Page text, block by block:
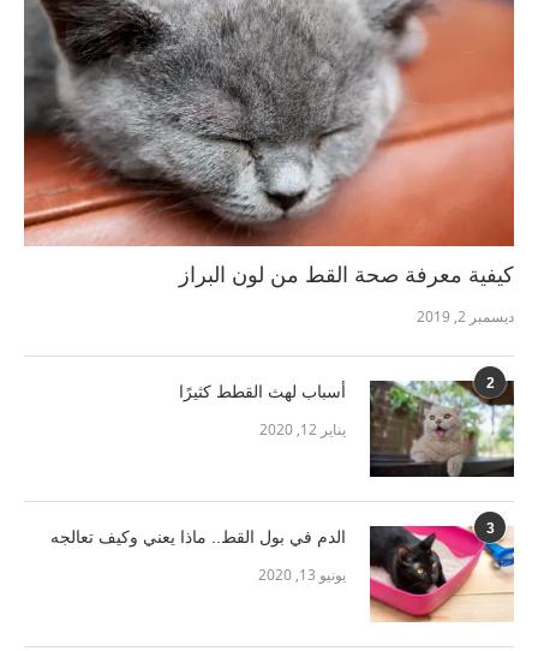
كيفية معرفة صحة القط من لون البراز
ديسمبر 2, 2019
2 أسباب لهث القطط كثيرًا
يناير 12, 2020
3 الدم في بول القط.. ماذا يعني وكيف تعالجه
يونيو 13, 2020